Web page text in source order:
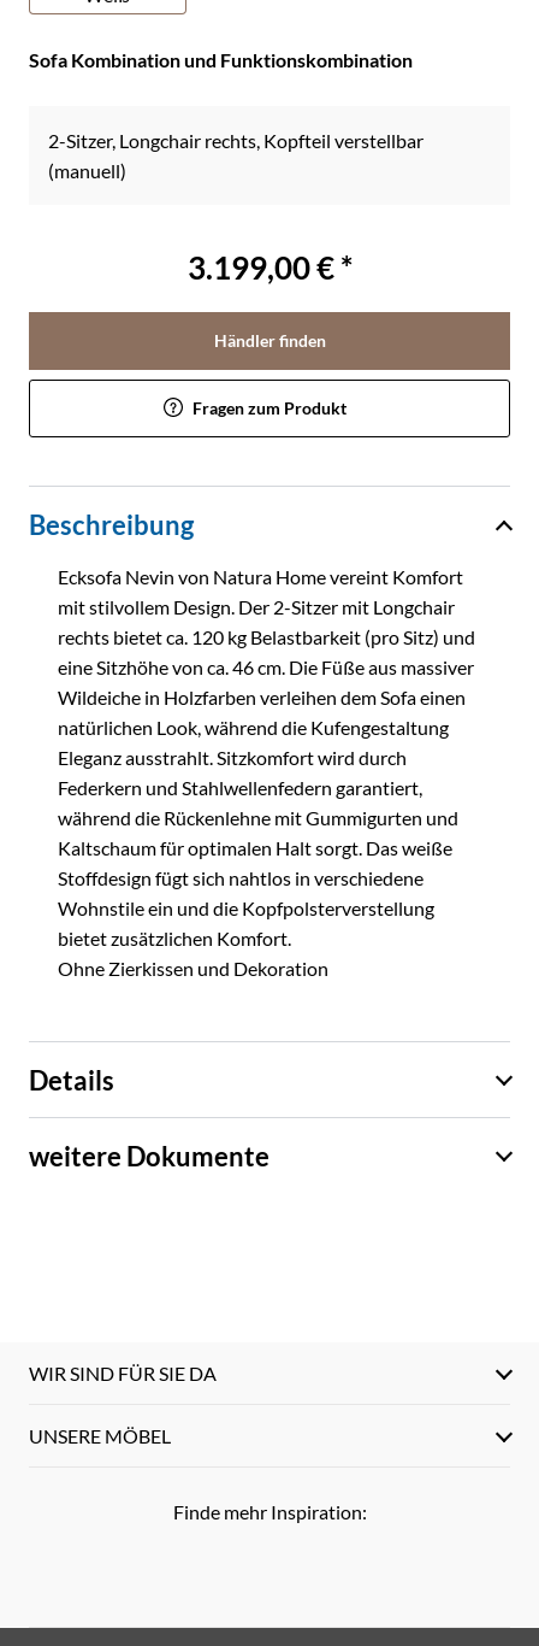
Sofa Kombination und Funktionskombination
2-Sitzer, Longchair rechts, Kopfteil verstellbar
(manuell)
3.199,00 € *
Händler finden
Fragen zum Produkt
Beschreibung
Ecksofa Nevin von Natura Home vereint Komfort
mit stilvollem Design. Der 2-Sitzer mit Longchair
rechts bietet ca. 120 kg Belastbarkeit (pro Sitz) und
eine Sitzhöhe von ca. 46 cm. Die Füße aus massiver
Wildeiche in Holzfarben verleihen dem Sofa einen
natürlichen Look, während die Kufengestaltung
Eleganz ausstrahlt. Sitzkomfort wird durch
Federkern und Stahlwellenfedern garantiert,
während die Rückenlehne mit Gummigurten und
Kaltschaum für optimalen Halt sorgt. Das weiße
Stoffdesign fügt sich nahtlos in verschiedene
Wohnstile ein und die Kopfpolsterverstellung
bietet zusätzlichen Komfort.
Ohne Zierkissen und Dekoration
Details
weitere Dokumente
WIR SIND FÜR SIE DA
UNSERE MÖBEL
Finde mehr Inspiration: